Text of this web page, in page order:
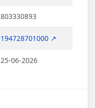
803330893
194728701000 ↗
25-06-2026